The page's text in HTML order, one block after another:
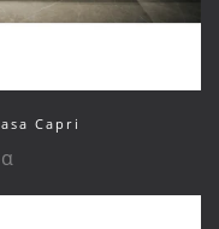
Capri